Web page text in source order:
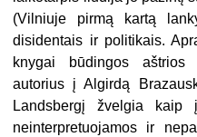
(Vilniuje pirmą kartą
disidentais ir politikais.
knygai būdingos aštrios
autorius į Algirdą
Landsbergį žvelgia kaip
neinterpretuojamos ir